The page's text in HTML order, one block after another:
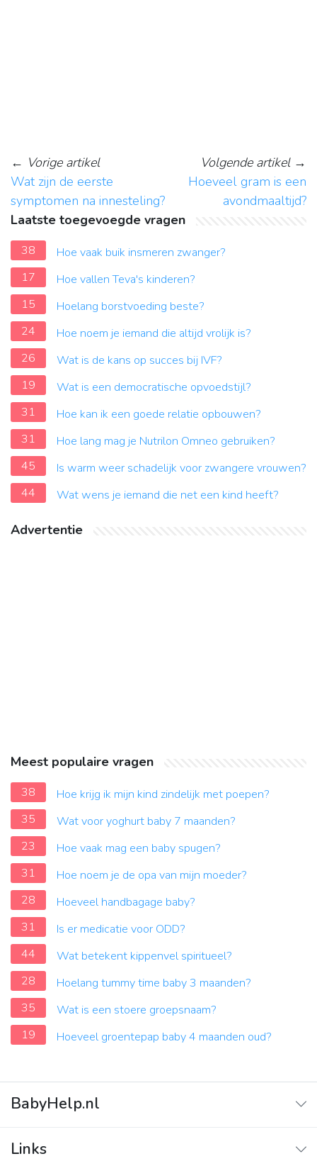
← Vorige artikel
Wat zijn de eerste
symptomen na innesteling?
Volgende artikel→
Hoeveel gram is een
avondmaaltijd?
Laatste toegevoegde vragen
38
Hoe vaak buik insmeren zwanger?
17
Hoe vallen Teva's kinderen?
15
Hoelang borstvoeding beste?
24
Hoe noem je iemand die altijd vrolijk is?
26
Wat is de kans op succes bij IVF?
19
Wat is een democratische opvoedstijl?
31
Hoe kan ik een goede relatie opbouwen?
31
Hoe lang mag je Nutrilon Omneo gebruiken?
45
Is warm weer schadelijk voor zwangere vrouwen?
44
Wat wens je iemand die net een kind heeft?
Advertentie
Meest populaire vragen
38
Hoe krijg ik mijn kind zindelijk met poepen?
35
Wat voor yoghurt baby 7 maanden?
23
Hoe vaak mag een baby spugen?
31
Hoe noem je de opa van mijn moeder?
28
Hoeveel handbagage baby?
31
Is er medicatie voor ODD?
44
Wat betekent kippenvel spiritueel?
28
Hoelang tummy time baby 3 maanden?
35
Wat is een stoere groepsnaam?
19
Hoeveel groentepap baby 4 maanden oud?
BabyHelp.nl
Vraag & Antwoord
Links